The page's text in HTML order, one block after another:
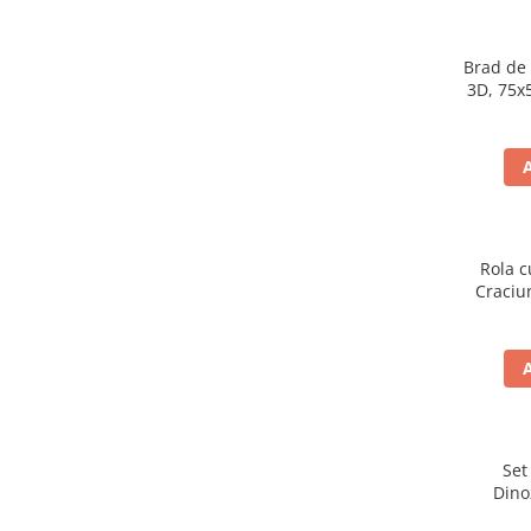
Brad
3D,
Rola